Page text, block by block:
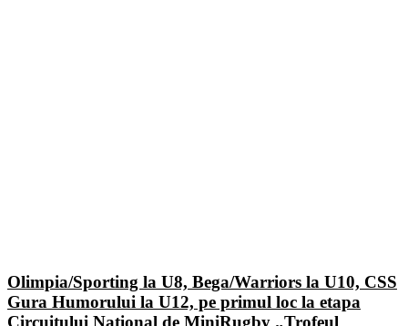
Olimpia/Sporting la U8, Bega/Warriors la U10, CSS
Gura Humorului la U12, pe primul loc la etapa
Circuitului Național de MiniRugby „Trofeul